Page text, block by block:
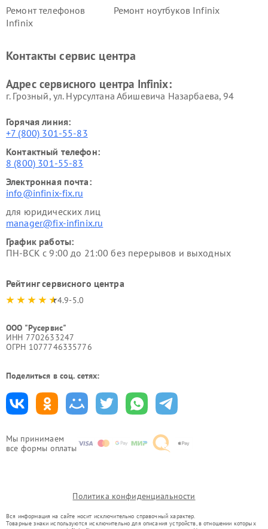
Мы принимаем
все формы оплаты
Ремонт телефонов
Infinix
Ремонт ноутбуков Infinix
Контакты сервис центра
Адрес сервисного центра Infinix:
г. Грозный, ул. Нурсултана Абишевича Назарбаева, 94
Горячая линия:
+7 (800) 301-55-83
Контактный телефон:
8 (800) 301-55-83
Электронная почта:
info@infinix-fix.ru
для юридических лиц
manager@fix-infinix.ru
График работы:
ПН-ВСК с 9:00 до 21:00 без перерывов и выходных
Рейтинг сервисного центра
4.9-5.0
ООО "Русервис"
ИНН 7702633247
ОГРН 1077746335776
Поделиться в соц. сетях:
Политика конфиденциальности
Вся информация на сайте носит исключительно справочный характер.
Товарные знаки используются исключительно для описания устройств, в отношении которых